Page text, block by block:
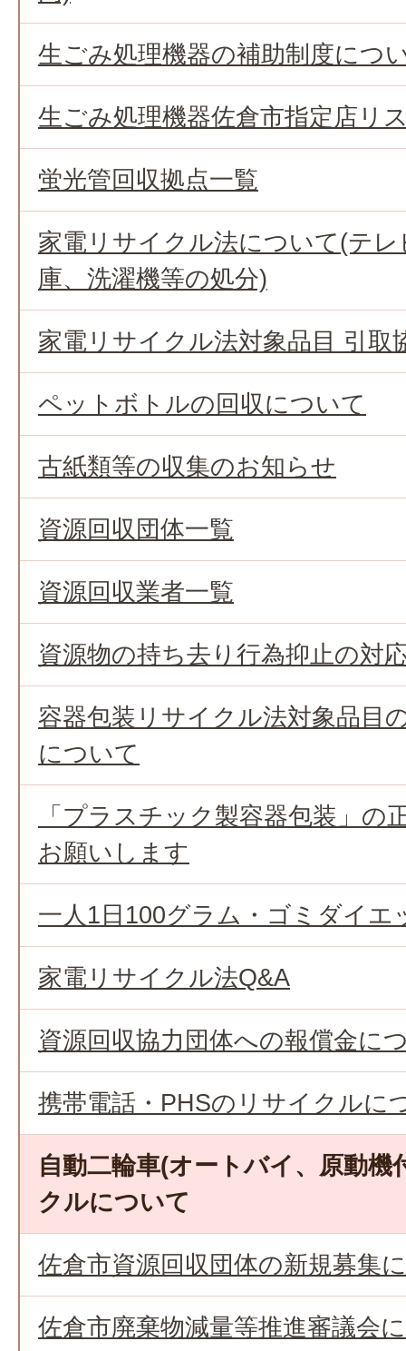
生ごみ処理機器の補助制度につ
生ごみ処理機器佐倉市指定店リ
蛍光管回収拠点一覧
家電リサイクル法について(テ
庫、洗濯機等の処分)
家電リサイクル法対象品目 引取
ペットボトルの回収について
古紙類等の収集のお知らせ
資源回収団体一覧
資源回収業者一覧
資源物の持ち去り行為抑止の対
容器包装リサイクル法対象品目
について
「プラスチック製容器包装」の
お願いします
一人1日100グラム・ゴミダイエ
家電リサイクル法Q&A
資源回収協力団体への報償金に
携帯電話・PHSのリサイクルに
自動二輪車(オートバイ、原動機
クルについて
佐倉市資源回収団体の新規募集
佐倉市廃棄物減量等推進審議会